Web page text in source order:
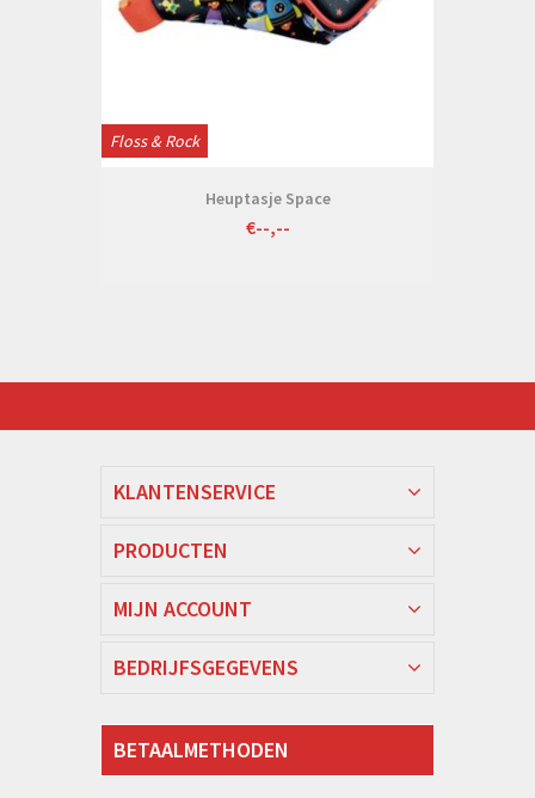
Floss & Rock
Heuptasje Space
€--,--
KLANTENSERVICE
PRODUCTEN
MIJN ACCOUNT
BEDRIJFSGEGEVENS
BETAALMETHODEN